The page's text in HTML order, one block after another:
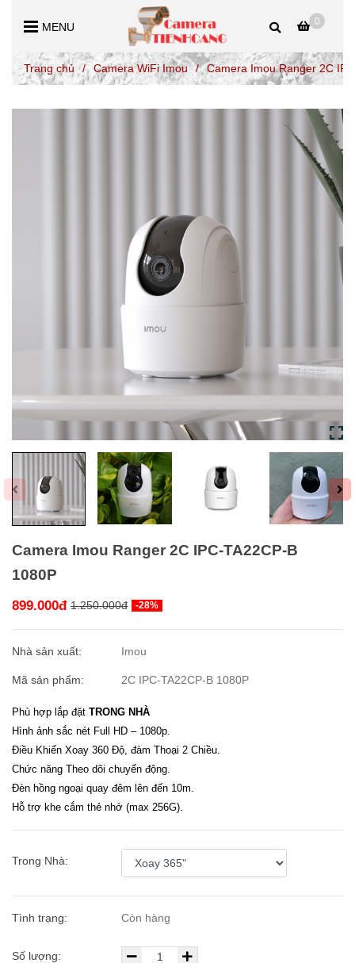
0
MENU
Trang chủ / Camera WiFi Imou / Camera Imou Ranger 2C
Camera Imou Ranger 2C IPC-TA22CP-B
1080P
899.000đ 1.250.000đ -28%
Nhà sản xuất: Imou
Mã sản phẩm: 2C IPC-TA22CP-B 1080P
Phù hợp lắp đặt TRONG NHÀ
Hình ảnh sắc nét Full HD – 1080p.
Điều Khiển Xoay 360 Độ, đàm Thoại 2 Chiều.
Chức năng Theo dõi chuyển động.
Đèn hồng ngoại quay đêm lên đến 10m.
Hỗ trợ khe cắm thẻ nhớ (max 256G).
Trong Nhà:
Tình trạng: Còn hàng
Số lượng: